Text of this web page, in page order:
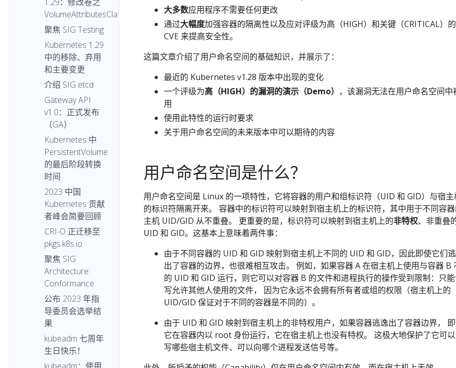
VolumeAttributesClass
聚焦 SIG Testing
Kubernetes 1.29
中的移除、弃用
和主要变更
介绍 SIG etcd
Gateway API
v1.0：正式发布
（GA）
Kubernetes 中
PersistentVolume
的最后阶段转换
时间
2023 中国
Kubernetes 贡献
者峰会简要回顾
CRI-O 正迁移至
pkgs.k8s.io
聚焦 SIG
Architecture:
Conformance
公布 2023 年指
导委员会选举结
果
kubeadm 七周年
生日快乐！
大多数应用程序不需要任何更改
通过大幅度加强容器的隔离性以及应对评级为高（HIGH）和关键（CRITICAL）的
CVE 来提高安全性。
这篇文章介绍了用户命名空间的基础知识，并展示了：
最近的 Kubernetes v1.28 版本中出现的变化
一个评级为高（HIGH）的漏洞的演示（Demo） ，该漏洞无法在用户命名空间中
用
使用此特性的运行时要求
关于用户命名空间的未来版本中可以期待的内容
用户命名空间是什么？
用户命名空间是 Linux 的一项特性，它将容器的用户和组标识符（UID 和 GID）与宿主
的标识符隔离开来。 容器中的标识符可以映射到宿主机上的标识符，其中用于不同容
主机 UID/GID 从不重叠。 更重要的是，标识符可以映射到宿主机上的非特权、非重叠
UID 和 GID。这基本上意味着两件事：
由于不同容器的 UID 和 GID 映射到宿主机上不同的 UID 和 GID，因此即使它们
出了容器的边界，也很难相互攻击。 例如，如果容器 A 在宿主机上使用与容器 B
的 UID 和 GID 运行，则它可以对容器 B 的文件和进程执行的操作受到限制：只
写允许其他人使用的文件， 因为它永远不会拥有所有者或组的权限（宿主机上的
UID/GID 保证对于不同的容器是不同的）。
由于 UID 和 GID 映射到宿主机上的非特权用户，如果容器逃逸出了容器边界，
它在容器内以 root 身份运行，它在宿主机上也没有特权。 这极大地保护了它可
写哪些宿主机文件、可以向哪个进程发送信号等。